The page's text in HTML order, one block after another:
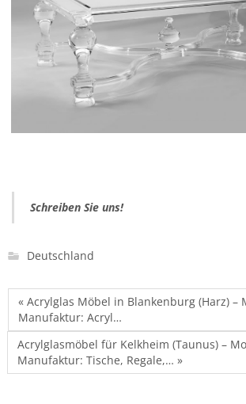
Schreiben Sie uns!
Deutschland
« Acrylglas Möbel in Blankenburg (Harz) –
Manufaktur: Acryl…
Acrylglasmöbel für Kelkheim (Taunus) –
Manufaktur: Tische, Regale,… »